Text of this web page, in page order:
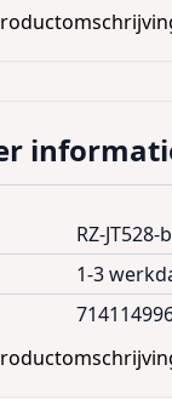
met echte
banden
en accu
volle accu: 1 uur
52 x 70 cm
RZ-JT528-
1-3